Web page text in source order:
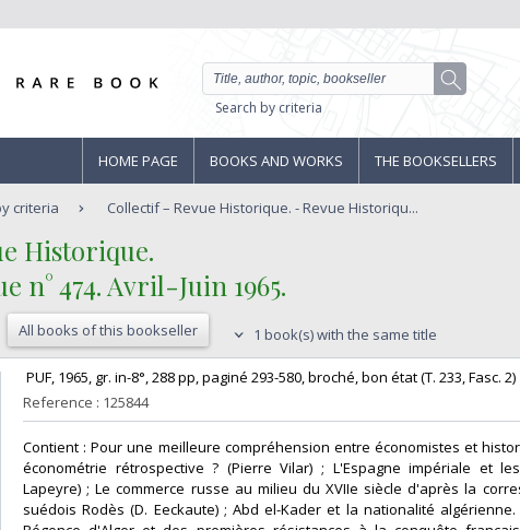
Search by criteria
HOME PAGE BOOKS AND WORKS THE BOOKSELLERS
criteria Collectif – Revue Historique. - Revue Historiqu...
Historique.‎
n° 474. Avril-Juin 1965.‎
All books of this bookseller 1 book(s) with the same title
‎ PUF, 1965, gr. in-8°, 288 pp, paginé 293-580, broché, bon état (T. 233, Fasc. 2)‎
Reference : 125844
‎Contient : Pour une meilleure compréhension entre économistes et
économétrie rétrospective ? (Pierre Vilar) ; L'Espagne impériale et
Lapeyre) ; Le commerce russe au milieu du XVIIe siècle d'après la
suédois Rodès (D. Eeckaute) ; Abd el-Kader et la nationalité